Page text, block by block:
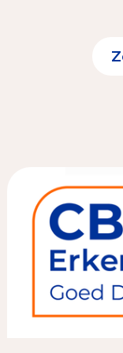
Register